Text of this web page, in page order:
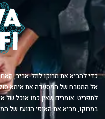
כדי להביא את מרוקו לתל-אביב,
אל המטבח של המסעדה את אימא
לתפריט. אומרים שאין כמו אוכל של
במרוקו, מביא את האופי הנועז של